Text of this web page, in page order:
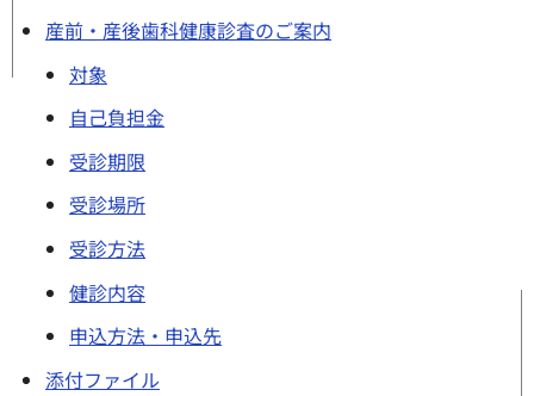
産前・産後歯科健康診査のご案内
対象
自己負担金
受診期限
受診場所
受診方法
健診内容
申込方法・申込先
添付ファイル